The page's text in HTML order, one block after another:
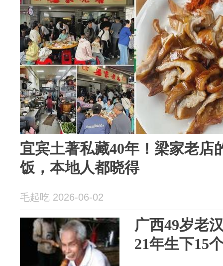
宜宾土著私藏40年！梁家老店
饭，本地人都晓得
毛起吃 2026-06-02
广西49岁老
21年生下15